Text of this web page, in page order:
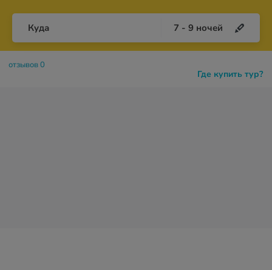
Куда 7 - 9 ночей
Где купить тур?
отзывов 0